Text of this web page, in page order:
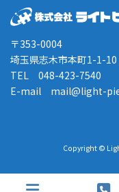
〒353-0004
埼玉県志木市本町1-1-10
TEL 048-423-7540
E-mail mail@light-
Copyright ©